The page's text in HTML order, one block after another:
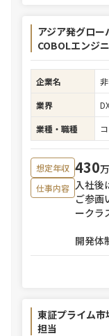
アジア発グロー
COBOLエンジ
企業名
業界
業種・職種
想定年収 430
仕事内容 入社後
ご参画
ークラ
開発体
東証プライム
担当